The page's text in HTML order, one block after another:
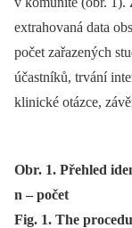
extrahovaná data
počet zařazených
účastníků, trvání
klinické otázce,
Obr. 1. Přehled
n – počet
Fig. 1. The